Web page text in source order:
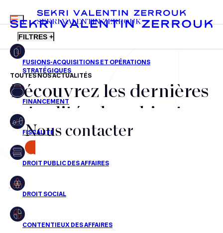
FR EN
MENU
SEKRI VALENTIN ZERROUK
FILTRES +
Fusions-acquisitions et opérations stratégiques
Financement
Fiscalité
Droit public des affaires
Droit social
Droit immobilier
TOUTES NOS ACTUALITÉS
Découvrez les dernières
actualités du cabinet,
nos récompenses et nos
transactions, jour après
jour
Aucun résultats pour cette recherche
Nous contacter